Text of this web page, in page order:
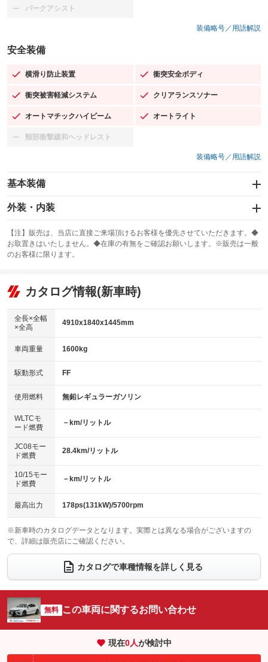
パークアシスト
：装備なし
装備略号／用語解説
安全装備
横滑り防止装置
：装備あり 衝突安全ボディ
：装備あり
衝突被害軽減システム
：装備あり クリアランスソナー
：装備あり
オートマチックハイビーム
：装備あり オートライト
：装備あり
頸部衝撃緩和ヘッドレスト
：装備なし
装備略号／用語解説
基本装備
エアバッグ：運転席/助手席/サイド
：装備あり
：装備なし
サンルーフ
：装備なし ABS
リフトアップ
：装備なし
：装備なし
パワーウィンドウ
アイドリングストップ
：装備あり
USB入力端子
：装備あり
100V電源
：装備なし
センターデフロック
：装備なし
電動格納ミラー
：装備あり
外装・内装
カーナビ：メモリーナビ他
：装備あり
TV：フルセグ
：装備あり
ビジュアル：ブルーレイ再生／DVD再生
：装備あり
：装備あり
革シート
キーレス
HID(キセノンライト)
：装備なし
バックカメラ
：装備あり
エアロ
：装備なし
：装備なし
パワーシート
ベンチシート
：装備なし
チップアップシート
：装備なし
：装備なし ：装備あり
ウォークスルー
：装備なし
電動リアゲート フロントカメラ
：装備なし
：装備なし ：装備なし
サイドカメラ
：装備なし ルーフレール
：装備なし
：装備なし
：装備なし
【注】販売は、当店に直接ご来場頂けるお客様を優先させていただきます。◆
お取置きはいたしません。◆在庫の有無をご確認お願いします。※販売は一般
のお客様に限ります。
カタログ情報(新車時)
全長×全幅
×全高
4910x1840x1445mm
車両重量 1600kg
駆動形式 FF
使用燃料 無鉛レギュラーガソリン
WLTCモ
ード燃費
－km/リットル
JC08モー
ド燃費
28.4km/リットル
10/15モー
ド燃費
－km/リットル
最高出力 178ps(131kW)/5700rpm
※新車時のカタログデータとなります。実際とは異なる場合がございますの
で、詳細は販売店にご確認ください。
カタログで車種情報を詳しく見る
無料 この車両に関するお問い合わせ
現在0人が検討中